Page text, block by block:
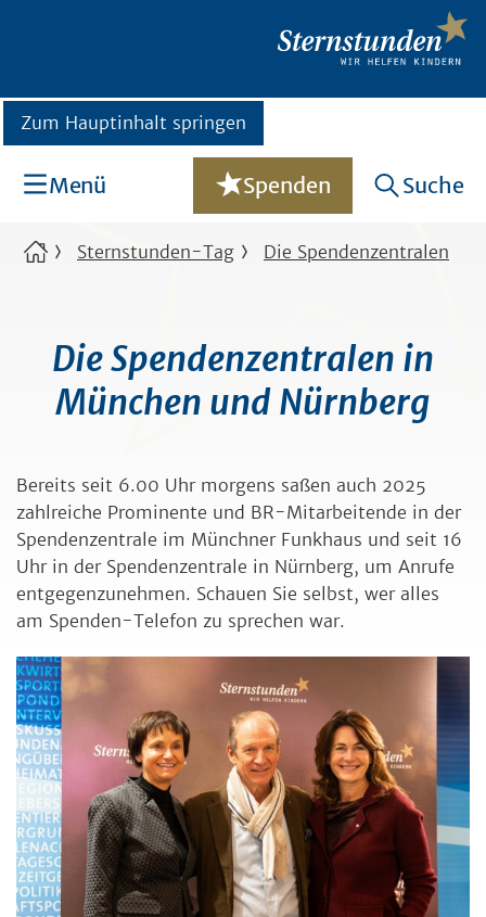
Zum Hauptinhalt springen
Menü Spenden Suche
Sternstunden-Tag Die Spendenzentralen
Die Spendenzentralen in
München und Nürnberg
Bereits seit 6.00 Uhr morgens saßen auch 2025
zahlreiche Prominente und BR-Mitarbeitende in der
Spendenzentrale im Münchner Funkhaus und seit 16
Uhr in der Spendenzentrale in Nürnberg, um Anrufe
entgegenzunehmen. Schauen Sie selbst, wer alles
am Spenden-Telefon zu sprechen war.